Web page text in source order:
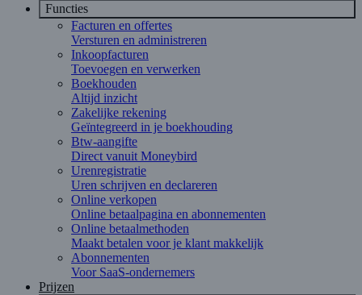
Functies
Facturen en offertes
Versturen en administreren
Inkoopfacturen
Toevoegen en verwerken
Boekhouden
Altijd inzicht
Zakelijke rekening
Geïntegreerd in je boekhouding
Btw-aangifte
Direct vanuit Moneybird
Urenregistratie
Uren schrijven en declareren
Online verkopen
Online betaalpagina en abonnementen
Online betaalmethoden
Maakt betalen voor je klant makkelijk
Abonnementen
Voor SaaS-ondernemers
Prijzen